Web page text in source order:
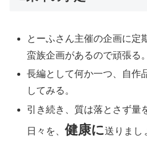
とーふさん主催の企画に定
蛮族企画があるので頑張る。
長編として何か一つ、自作
してみる。
引き続き、質は落とさず量
日々を、健康に送りまし